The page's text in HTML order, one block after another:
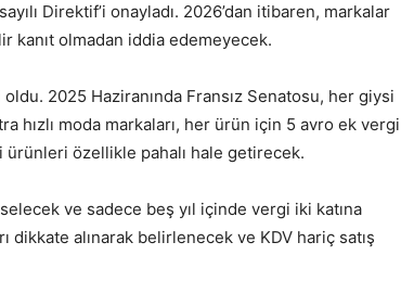
Direktif’i onayladı. 2026’dan itibaren, markalar
kanıt olmadan iddia edemeyecek.
2025 Haziranında Fransız Senatosu, her giysi
hızlı moda markaları, her ürün için 5 avro ek vergi
özellikle pahalı hale getirecek.
ve sadece beş yıl içinde vergi iki katına
alınarak belirlenecek ve KDV hariç satış